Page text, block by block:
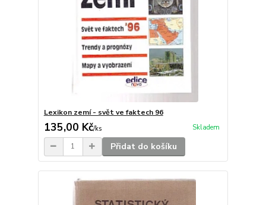
Lexikon zemí - svět ve faktech 96
135,00 Kč/ks Skladem
Přidat do košíku